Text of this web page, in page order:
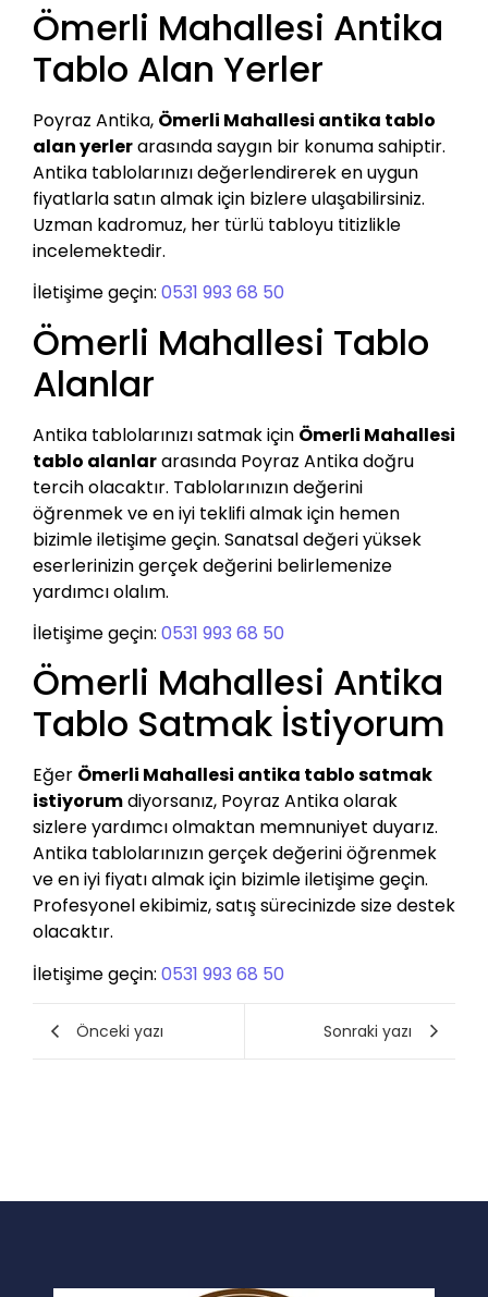
Ömerli Mahallesi Antika
Tablo Alan Yerler
Poyraz Antika, Ömerli Mahallesi antika tablo
alan yerlerarasında saygın bir konuma sahiptir.
Antika tablolarınızı değerlendirerek en uygun
fiyatlarla satın almak için bizlere ulaşabilirsiniz.
Uzman kadromuz, her türlü tabloyu titizlikle
incelemektedir.
İletişime geçin: 0531 993 68 50
Ömerli Mahallesi Tablo
Alanlar
Antika tablolarınızı satmak için Ömerli Mahallesi
tablo alanlararasında Poyraz Antika doğru
tercih olacaktır. Tablolarınızın değerini
öğrenmek ve en iyi teklifi almak için hemen
bizimle iletişime geçin. Sanatsal değeri yüksek
eserlerinizin gerçek değerini belirlemenize
yardımcı olalım.
İletişime geçin: 0531 993 68 50
Ömerli Mahallesi Antika
Tablo Satmak İstiyorum
Eğer Ömerli Mahallesi antika tablo satmak
istiyorumdiyorsanız, Poyraz Antika olarak
sizlere yardımcı olmaktan memnuniyet duyarız.
Antika tablolarınızın gerçek değerini öğrenmek
ve en iyi fiyatı almak için bizimle iletişime geçin.
Profesyonel ekibimiz, satış sürecinizde size destek
olacaktır.
İletişime geçin: 0531 993 68 50
Önceki yazı Sonraki yazı